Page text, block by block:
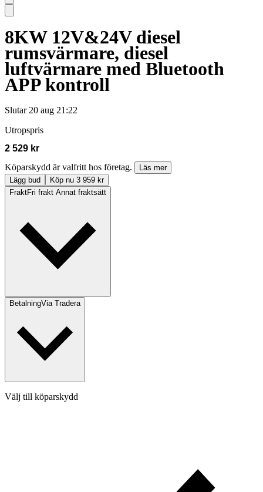
8KW 12V&24V diesel
rumsvärmare, diesel
luftvärmare med Bluetooth
APP kontroll
Slutar 20 aug 21:22
Utropspris
2 529 kr
Köparskydd är valfritt hos företag.
Läs mer
Lägg bud
Köp nu 3 959 kr
FraktFri frakt Annat fraktsätt
BetalningVia Tradera
Välj till köparskydd